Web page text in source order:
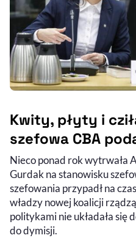
Kwity, płyty i
szefowa CBA
Nieco ponad rok wytrwała
Gurdak na stanowisku
szefowania przypadł na
władzy nowej koalicji
politykami nie układała się
do dymisji.